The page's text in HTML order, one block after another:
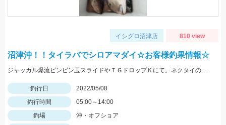
イシグロ沼津店 810 view
沼津沖！！タイラバでシロアマダイ☆お客様釣果情報☆
ジャッカル爆流ビンビン玉スライドやＴＧドロップＫにて。ネクタイのカラーは黒やチャートです！
釣行日
2022/05/08
釣行時間
05:00～14:00
釣場
沖・オフショア